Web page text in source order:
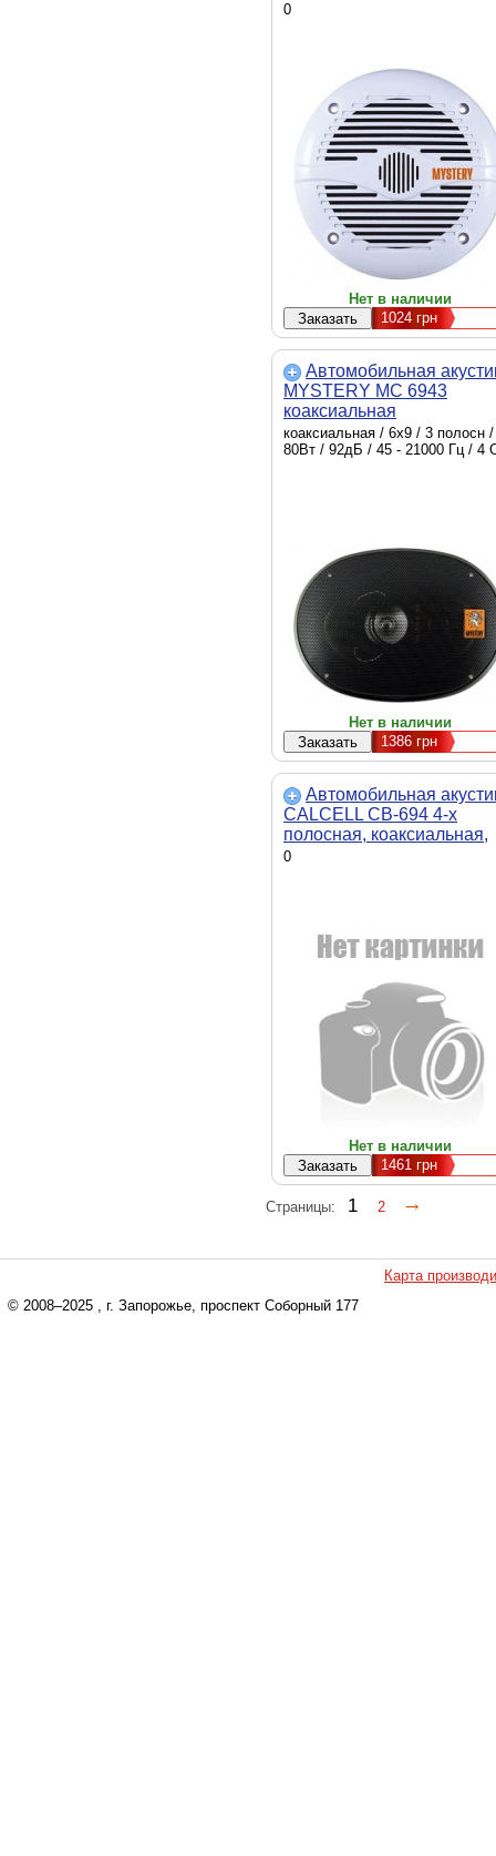
0
Нет в наличии
1024 грн
Автомобильная
MYSTERY MC 6943
коаксиальная
коаксиальная / 6х9 / 3 полосн /
80Вт / 92дБ / 45 - 21000 Гц / 4
Нет в наличии
1386 грн
Автомобильная
CALCELL CB-694 4-х
полосная, коаксиальная,
15x23 см, овальная, 100
0
Нет в наличии
1461 грн
Страницы: 1 2
Карта
© 2008–2025 , г. Запорожье, проспект Соборный 177